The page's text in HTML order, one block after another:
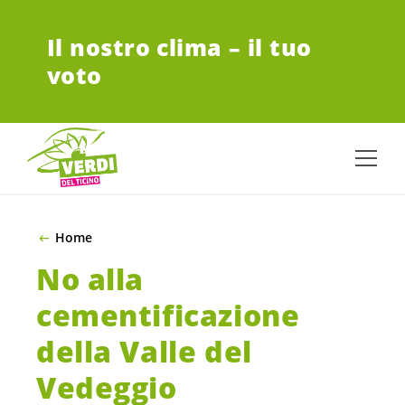
Il nostro clima – il tuo
voto
Home
No alla
cementificazione
della Valle del
Vedeggio